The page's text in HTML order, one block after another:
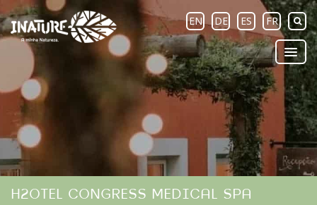
EN DE ES FR
H2OTEL CONGRESS MEDICAL SPA